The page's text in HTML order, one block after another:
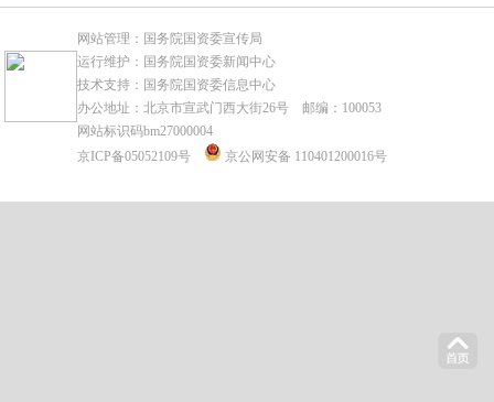
网站管理：国务院国资委宣传局
运行维护：国务院国资委新闻中心
技术支持：国务院国资委信息中心
办公地址：北京市宣武门西大街26号 邮编：100053
网站标识码bm27000004
京ICP备05052109号
京公网安备 110401200016号